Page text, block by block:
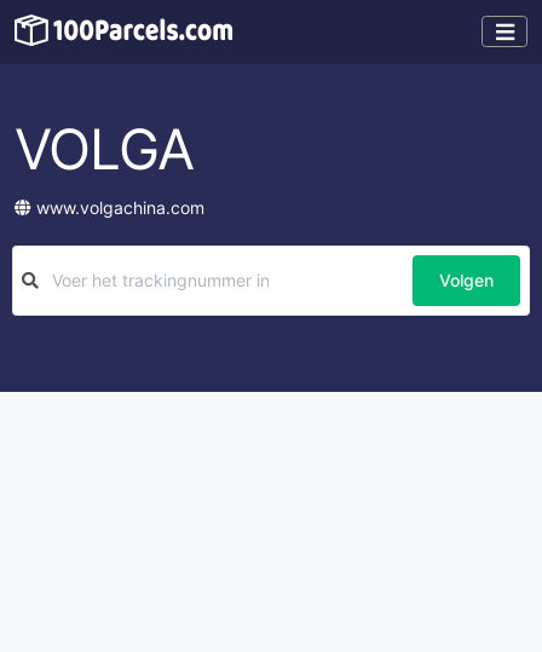
VOLGA
www.volgachina.com
Volgen